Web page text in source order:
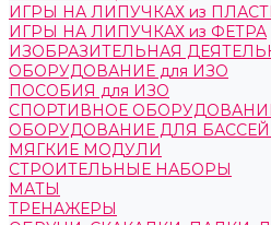
ИГРЫ НА ЛИПУЧКАХ из
ИГРЫ НА ЛИПУЧКАХ из ФЕТРА
ИЗОБРАЗИТЕЛЬНАЯ
ОБОРУДОВАНИЕ для ИЗО
ПОСОБИЯ для ИЗО
СПОРТИВНОЕ
ОБОРУДОВАНИЕ ДЛЯ
МЯГКИЕ МОДУЛИ
СТРОИТЕЛЬНЫЕ НАБОРЫ
МАТЫ
ТРЕНАЖЕРЫ